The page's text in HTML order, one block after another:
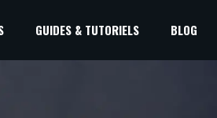
GUIDES & TUTORIELS BLOG